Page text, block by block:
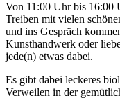
Von 11:00 Uhr bis 16:00
Treiben mit vielen
und ins Gespräch
Kunsthandwerk oder
jede(n) etwas dabei.
Es gibt dabei leckeres
Verweilen in der